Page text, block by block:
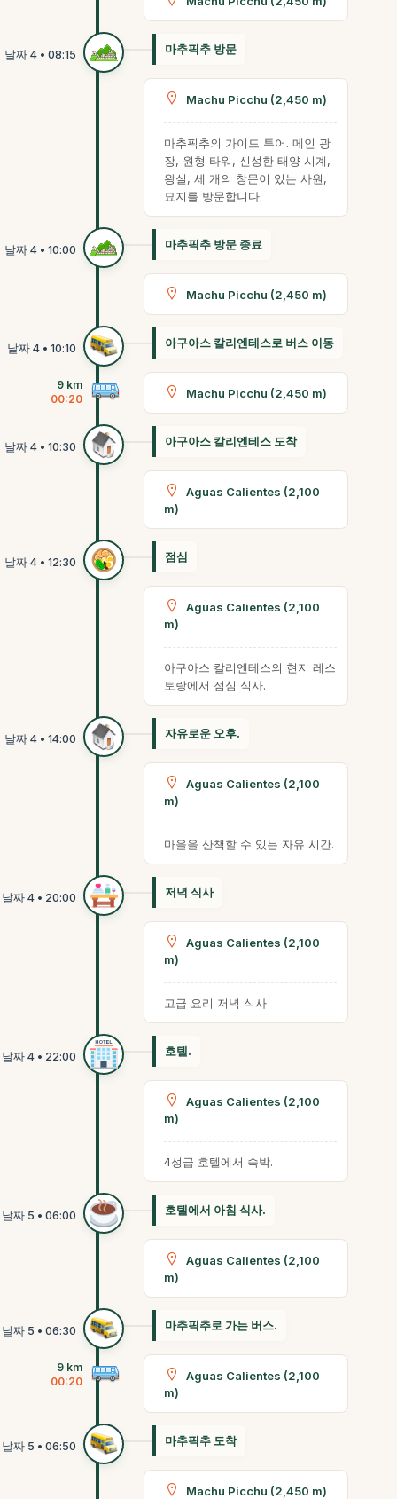
마추픽추 방문
Machu Picchu (2,450 m)
마추픽추의 가이드 투어. 메인 광
장, 원형 타워, 신성한 태양 시계,
왕실, 세 개의 창문이 있는 사원,
묘지를 방문합니다.
마추픽추 방문 종료
Machu Picchu (2,450 m)
아구아스 칼리엔테스로 버스 이동
9 km
00:20
Machu Picchu (2,450 m)
아구아스 칼리엔테스 도착
Aguas Calientes (2,100
m)
점심
Aguas Calientes (2,100
m)
아구아스 칼리엔테스의 현지 레스
토랑에서 점심 식사.
자유로운 오후.
Aguas Calientes (2,100
m)
마을을 산책할 수 있는 자유 시간.
저녁 식사
Aguas Calientes (2,100
m)
고급 요리 저녁 식사
호텔.
Aguas Calientes (2,100
m)
4성급 호텔에서 숙박.
호텔에서 아침 식사.
Aguas Calientes (2,100
m)
마추픽추로 가는 버스.
9 km
00:20
Aguas Calientes (2,100
m)
마추픽추 도착
Machu Picchu (2,450 m)